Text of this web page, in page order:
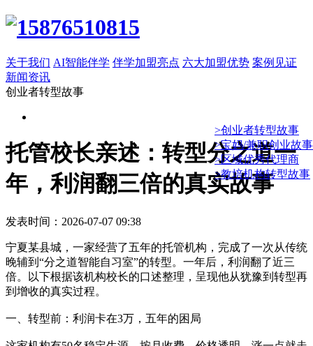
关于我们 AI智能伴学 伴学加盟亮点 六大加盟优势 案例见证
新闻资讯
创业者转型故事
>创业者转型故事
>宝妈/兼职创业故事
>区域优秀代理商
>教培机构转型故事
托管校长亲述：转型分之道一
年，利润翻三倍的真实故事
发表时间：2026-07-07 09:38
宁夏某县城，一家经营了五年的托管机构，完成了一次从传统
晚辅到“分之道智能自习室”的转型。一年后，利润翻了近三
倍。以下根据该机构校长的口述整理，呈现他从犹豫到转型再
到增收的真实过程。
一、转型前：利润卡在3万，五年的困局